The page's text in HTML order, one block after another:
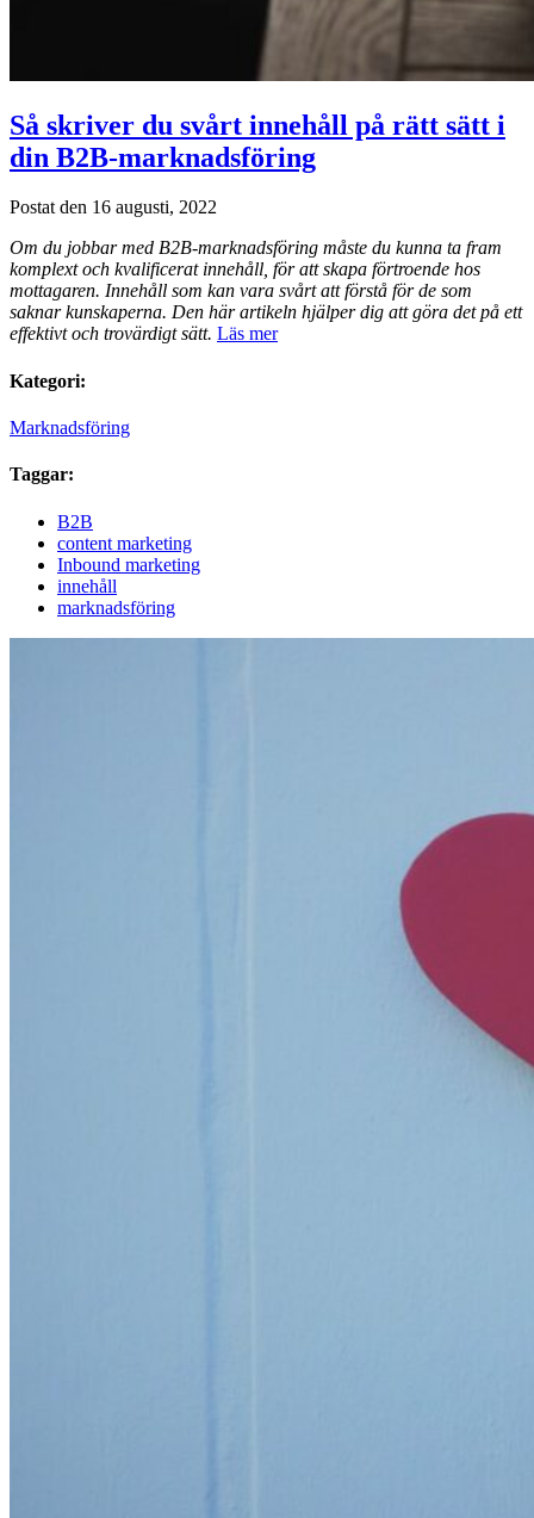
Så skriver du svårt innehåll på rätt sätt i
din B2B-marknadsföring
Postat den 16 augusti, 2022
Om du jobbar med B2B-marknadsföring måste du kunna ta fram
komplext och kvalificerat innehåll, för att skapa förtroende hos
mottagaren. Innehåll som kan vara svårt att förstå för de som
saknar kunskaperna. Den här artikeln hjälper dig att göra det på ett
effektivt och trovärdigt sätt. Läs mer
Kategori:
Marknadsföring
Taggar:
B2B
content marketing
Inbound marketing
innehåll
marknadsföring